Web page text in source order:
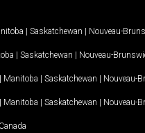
| Saskatchewan | Nouveau-
| Saskatchewan | Nouveau-
| Manitoba | Saskatchewan | Nouveau-
| Manitoba | Saskatchewan | Nouveau-